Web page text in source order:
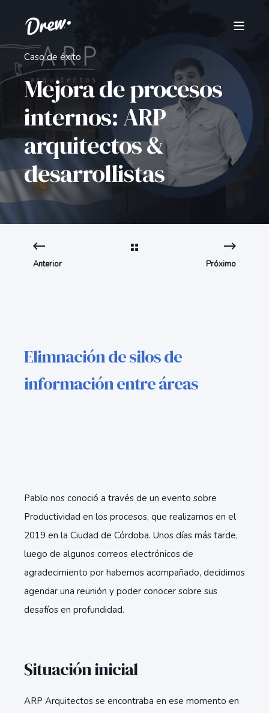
Caso de éxito
Mejora de procesos
internos: ARP
arquitectos &
desarrollistas
Anterior Próximo
Elimnación de silos de
información entre áreas
Pablo nos conoció a través de un evento sobre
Productividad en los procesos, que realizamos en el
2019 en la Ciudad de Córdoba. Unos días más tarde,
luego de algunos correos electrónicos de
agradecimiento por habernos acompañado, decidimos
agendar una reunión y poder conocer sobre sus
desafíos en profundidad.
Situación inicial
ARP Arquitectos se encontraba en ese momento en